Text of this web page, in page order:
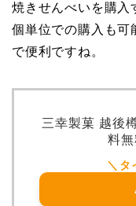
焼きせんべいを購入
個単位での購入も可
で便利ですね。
三幸製菓 越後
料